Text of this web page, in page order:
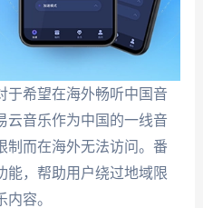
于希望在海外畅听中国音
云音乐作为中国的一线音
制而在海外无法访问。番
能，帮助用户绕过地域限
容。